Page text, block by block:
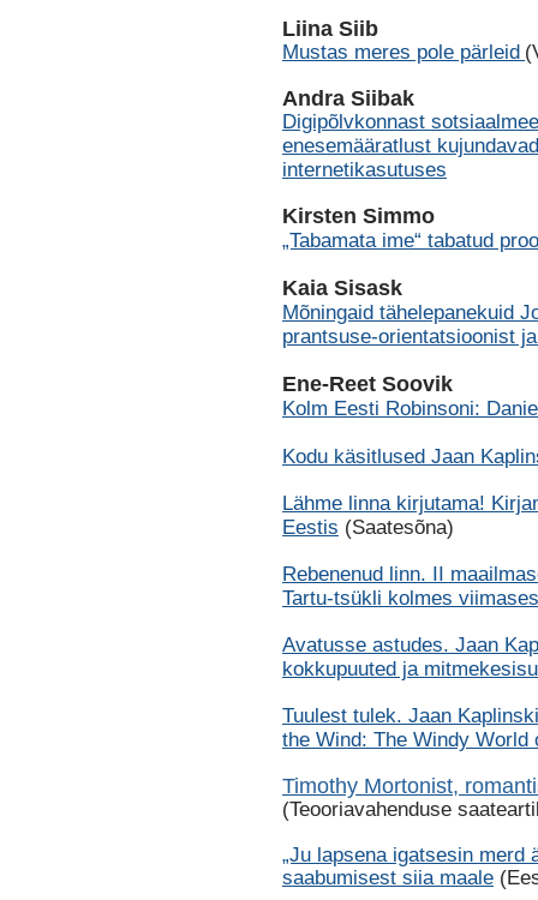
Liina Siib
Mustas meres pole pärleid
Andra Siibak
Digipõlvkonnast
enesemääratlust
internetikasutuses
Kirsten Simmo
„Tabamata ime“ tabatud
Kaia Sisask
Mõningaid tähelepanekuid
prantsuse-orientatsioonist
Ene-Reet Soovik
Kolm Eesti Robinsoni:
Kodu käsitlused Jaan
Lähme linna kirjutama!
Eestis (Saatesõna)
Rebenenud linn. II
Tartu-tsükli kolmes
Avatusse astudes. Jaan
kokkupuuted ja
Tuulest tulek. Jaan
the Wind: The Windy World
Timothy Mortonist,
(Teooriavahenduse
„Ju lapsena igatsesin merd
saabumisest siia maale